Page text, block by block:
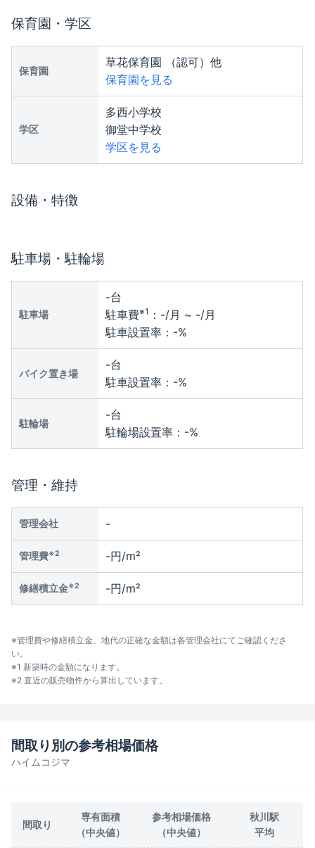
保育園・学区
保育園
草花保育園 （認可）他
保育園を見る
学区
多西小学校
御堂中学校
学区を見る
設備・特徴
駐車場・駐輪場
駐車場
-台
駐車費※1 ： -/月 ~ -/月
駐車設置率： -%
バイク置き場
-台
駐車設置率： -%
駐輪場
-台
駐輪場設置率： -%
管理・維持
管理会社 -
管理費※2 -円/m²
修繕積立金※2 -円/m²
※管理費や修繕積立金、地代の正確な金額は各管理会社にてご確認くださ
い。
※1 新築時の金額になります。
※2 直近の販売物件から算出しています。
ハイムコジマ
間取り別の参考相場価格
間取り
専有面積
（中央値）
参考相場価格
（中央値）
秋川駅
平均